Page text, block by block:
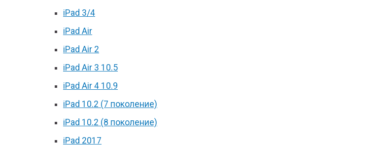
iPad 3/4
iPad Air
iPad Air 2
iPad Air 3 10.5
iPad Air 4 10.9
iPad 10.2 (7 поколение)
iPad 10.2 (8 поколение)
iPad 2017